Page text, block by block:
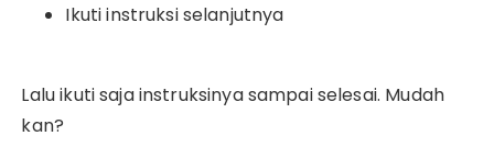
Ikuti instruksi selanjutnya
Lalu ikuti saja instruksinya sampai selesai. Mudah
kan?